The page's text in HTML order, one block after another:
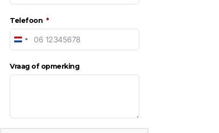
Telefoon
Netherlands
Vraag of opmerking